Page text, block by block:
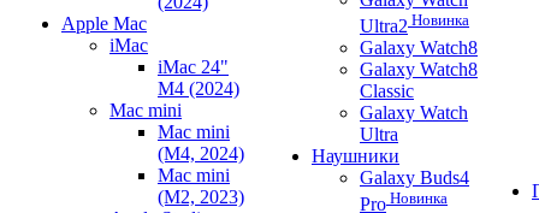
Apple Mac
iMac
iMac 24"
M4 (2024)
Mac mini
Mac mini
(M4, 2024)
Mac mini
(M2, 2023)
Ultra2 Новинка
Galaxy Watch8
Galaxy Watch8
Classic
Galaxy Watch
Ultra
Наушники
Galaxy Buds4
Pro Новинка